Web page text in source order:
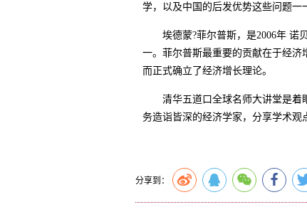
学，以及中国的后发优势这些问题一
埃德蒙?菲尔普斯，是2006年 诺
一。菲尔普斯最重要的贡献在于经济
而正式确立了经济增长理论。
清华五道口全球名师大讲堂是着
务造诣皆深的经济学家，分享学术观
分享到：